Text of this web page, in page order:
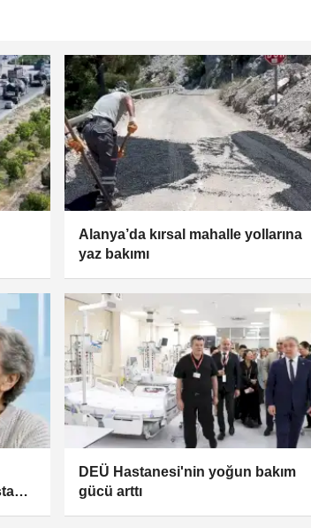
Alanya’da kırsal mahalle yollarına
yaz bakımı
DEÜ Hastanesi'nin yoğun bakım
gücü arttı